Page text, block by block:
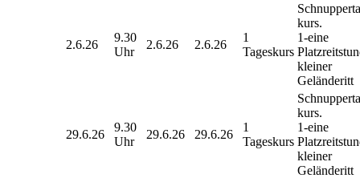
2.6.26
9.30
Uhr
2.6.26 2.6.26
1
Tageskurs
kurs.
1-eine
kleiner
Geländeritt
29.6.26
9.30
Uhr
29.6.26 29.6.26
1
Tageskurs
kurs.
1-eine
kleiner
Geländeritt